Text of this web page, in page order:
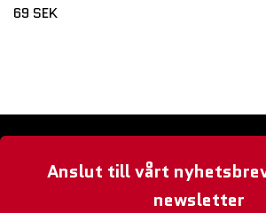
69 SEK
Anslut till vårt
newsletter